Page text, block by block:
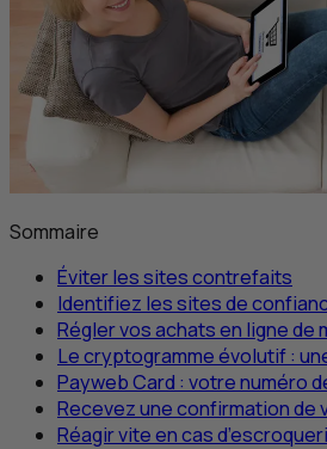
Sommaire
Éviter les sites contrefaits
Identifiez les sites de
Régler vos achats en ligne de
Le cryptogramme évolutif :
Payweb Card : votre numéro
Recevez une confirmation
Réagir vite en cas